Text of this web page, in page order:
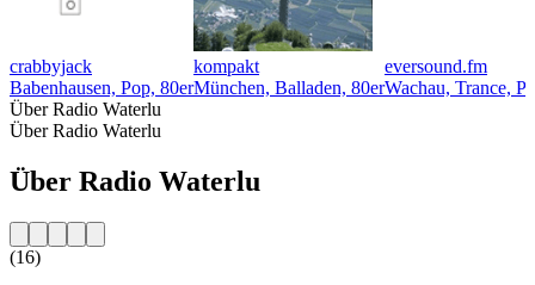
crabbyjack
Babenhausen, Pop, 80er
kompakt
München, Balladen, 80er
eversound.fm
Wachau, Trance,
Über Radio Waterlu
Über Radio Waterlu
Über Radio Waterlu
(16)